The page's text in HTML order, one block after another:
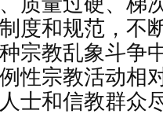
度和规范，不
宗教乱象斗争
性宗教活动相
士和信教群众